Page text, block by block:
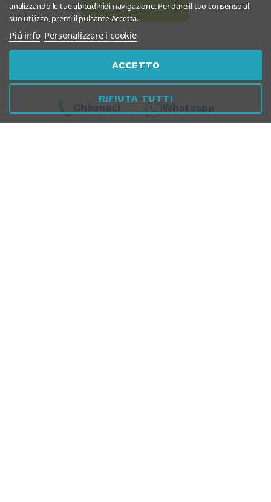
Avvia recesso
analizzando le tue abitudinidi navigazione. Per dare il tuo consenso al
suo utilizzo, premi il pulsante Accetta.
Piú info Personalizzare i cookie
RIFIUTA TUTTI
ACCETTO
Chiamaci Whatsapp